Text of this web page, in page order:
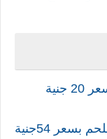
بسعر 20 جنية
عبوة حبوب تلفاست تركيز 120 ملحم بسعر 54جنية